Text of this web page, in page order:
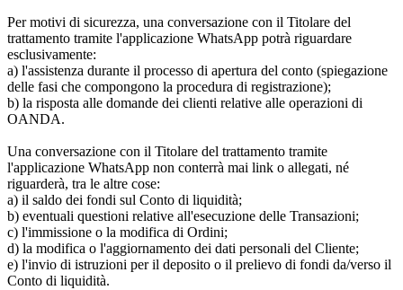
Per motivi di sicurezza, una conversazione con il Titolare del
trattamento tramite l'applicazione WhatsApp potrà riguardare
esclusivamente:
a) l'assistenza durante il processo di apertura del conto (spiegazione
delle fasi che compongono la procedura di registrazione);
b) la risposta alle domande dei clienti relative alle operazioni di
OANDA.
Una conversazione con il Titolare del trattamento tramite
l'applicazione WhatsApp non conterrà mai link o allegati, né
riguarderà, tra le altre cose:
a) il saldo dei fondi sul Conto di liquidità;
b) eventuali questioni relative all'esecuzione delle Transazioni;
c) l'immissione o la modifica di Ordini;
d) la modifica o l'aggiornamento dei dati personali del Cliente;
e) l'invio di istruzioni per il deposito o il prelievo di fondi da/verso il
Conto di liquidità.